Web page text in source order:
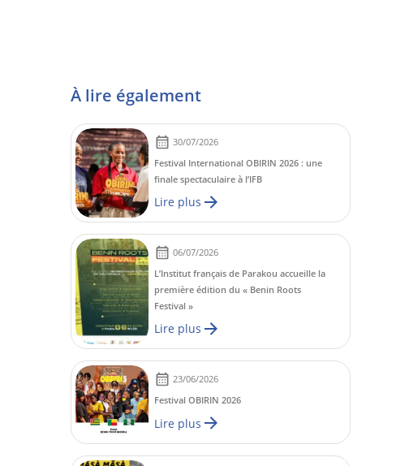
À lire également
30/07/2026
Festival International OBIRIN 2026 : une
finale spectaculaire à l’IFB
Lire plus
06/07/2026
L’Institut français de Parakou accueille la
première édition du « Benin Roots
Festival »
Lire plus
23/06/2026
Festival OBIRIN 2026
Lire plus